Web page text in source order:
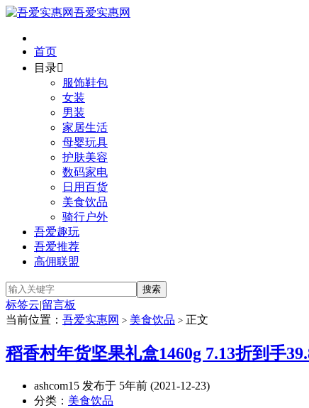
吾爱实惠网
首页
目录
服饰鞋包
女装
男装
家居生活
母婴玩具
护肤美容
数码家电
日用百货
美食饮品
骑行户外
吾爱趣玩
吾爱推荐
高佣联盟
标签云|留言板
当前位置： 吾爱实惠网 > 美食饮品 > 正文
稻香村年货坚果礼盒1460g 7.13折到手
ashcom15 发布于 5年前 (2021-12-23)
分类： 美食饮品